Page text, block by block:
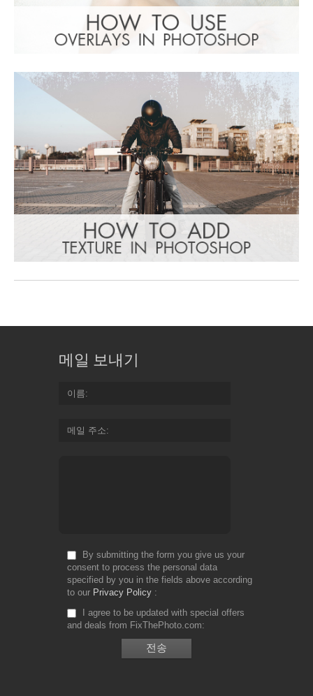
메일 보내기
이름
메일 주소
By submitting the form you give us your
consent to process the personal data
specified by you in the fields above according
to our Privacy Policy
I agree to be updated with special offers
and deals from FixThePhoto.com